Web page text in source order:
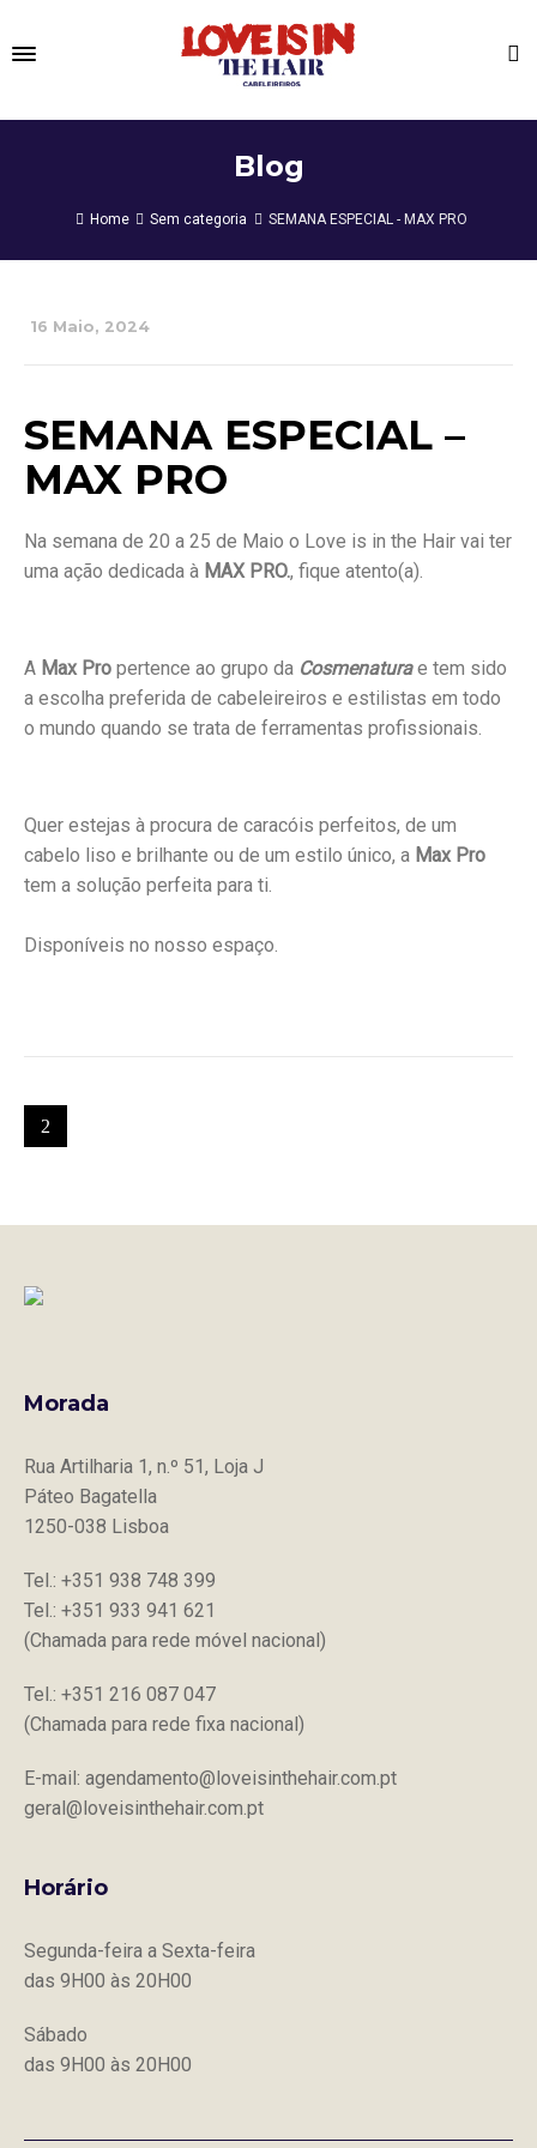
Blog
Home Sem categoria SEMANA ESPECIAL - MAX PRO
16 Maio, 2024
SEMANA ESPECIAL –
MAX PRO
Na semana de 20 a 25 de Maio o Love is in the Hair vai ter
uma ação dedicada à MAX PRO., fique atento(a).
A Max Pro pertence ao grupo da Cosmenaturae tem sido
a escolha preferida de cabeleireiros e estilistas em todo
o mundo quando se trata de ferramentas profissionais.
Quer estejas à procura de caracóis perfeitos, de um
cabelo liso e brilhante ou de um estilo único, a Max Pro
tem a solução perfeita para ti.
Disponíveis no nosso espaço.
Morada
Rua Artilharia 1, n.º 51, Loja J
Páteo Bagatella
1250-038 Lisboa
Tel.: +351 938 748 399
Tel.: +351 933 941 621
(Chamada para rede móvel nacional)
Tel.: +351 216 087 047
(Chamada para rede fixa nacional)
E-mail: agendamento@loveisinthehair.com.pt
geral@loveisinthehair.com.pt
Horário
Segunda-feira a Sexta-feira
das 9H00 às 20H00
Sábado
das 9H00 às 20H00